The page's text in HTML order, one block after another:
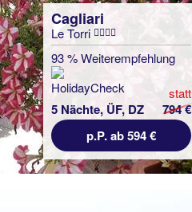
Cagliari
Le Torri
93 % Weiterempfehlung
5 Nächte, ÜF, DZ
statt
794 €
p.P. ab 594 €